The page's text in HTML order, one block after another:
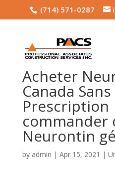
(714) 571-0287
Acheter
Canada Sans
Prescription
commander
Neurontin
by admin | Apr 15, 2021 |